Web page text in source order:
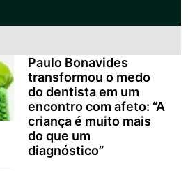
Paulo Bonavides
transformou o medo
do dentista em um
encontro com afeto: “A
criança é muito mais
do que um
diagnóstico”